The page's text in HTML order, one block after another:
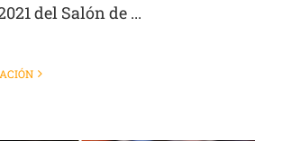
del Salón de ...